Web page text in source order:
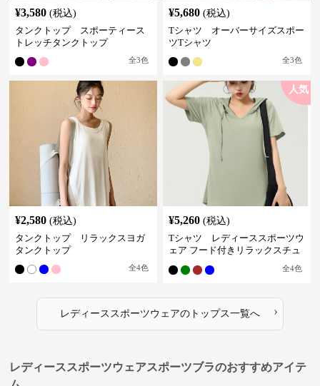
¥3,580 (税込)
タンクトップ スポーティース
トレッチタンクトップ
全3色
¥5,680 (税込)
Tシャツ オーバーサイズスポー
ツTシャツ
全3色
¥2,580 (税込)
タンクトップ リラックスヨガ
タンクトップ
全4色
人気
¥5,260 (税込)
Tシャツ レディーススポーツウ
ェア フード付きリラックスチュ
全4色
レディーススポーツウェアのトップス一覧へ ›
レディーススポーツウェアスポーツブラのおすすめアイテ